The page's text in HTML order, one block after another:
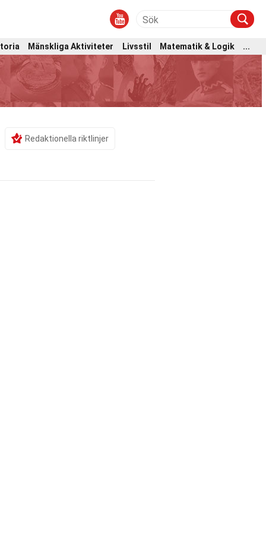
Mänskliga Aktiviteter Livsstil Matematik & Logik ...
Redaktionella riktlinjer